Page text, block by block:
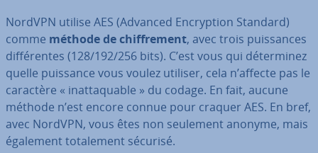
NordVPN utilise AES (Advanced En­cryp­tion Standard)
comme méthode de chif­fre­ment, avec trois puis­sances
dif­fé­rentes (128/192/256 bits). C’est vous qui dé­ter­mi­nez
quelle puissance vous voulez utiliser, cela n’affecte pas le
caractère « inat­ta­quable » du codage. En fait, aucune
méthode n’est encore connue pour craquer AES. En bref,
avec NordVPN, vous êtes non seulement anonyme, mais
également to­ta­le­ment sécurisé.